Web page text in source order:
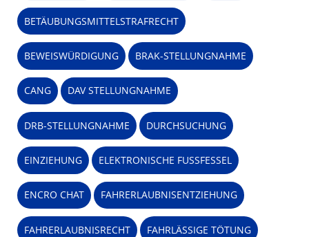
BETÄUBUNGSMITTELSTRAFRECHT
BEWEISWÜRDIGUNG BRAK-STELLUNGNAHME
CANG DAV STELLUNGNAHME
DRB-STELLUNGNAHME DURCHSUCHUNG
EINZIEHUNG ELEKTRONISCHE FUSSFESSEL
ENCRO CHAT FAHRERLAUBNISENTZIEHUNG
FAHRERLAUBNISRECHT FAHRLÄSSIGE TÖTUNG